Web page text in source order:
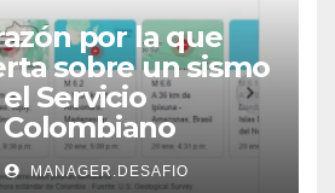
por la que
sobre un sismo
Servicio
MANAGER.DESAFIO